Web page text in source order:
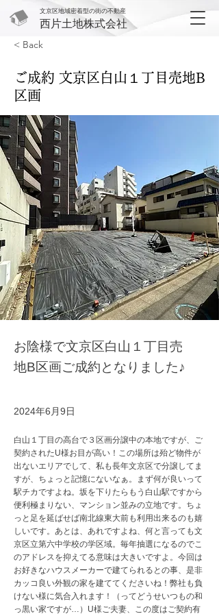
文京区地域密着型の街の不動産
西片土地株式会社
< Back
ご成約 文京区白山１丁目売地B
区画
お陰様で文京区白山１丁目売
地B区画ご成約となりました♪
2024年6月9日
白山１丁目の高台で３区画分譲中の本地ですが、ご
契約されたU様お目が高い！この場所は殆ど物件が
出ないエリアでして、私も長年文京区で分譲してま
すが、ちょっと記憶にないなぁ。まず何が良いって
駅チカですよね。坂を下りたらもう白山駅ですから
便利極まりない、マンション並みの立地です。ちょ
っと足を延ばせば南北線東大前も利用出来るのも嬉
しいです。あとは、あれですよね、何と言っても文
京区立第六中学校の学区域。毎年抽選になるのでこ
のアドレスを抑えてる意味は大きいですよ。今回は
お好きなハウスメーカーで建てられるとの事、是非
カッコ良い外観の家を建ててくださいね！弊社も負
けない様に気合入れます！（ってどうせいつもの和
っ黒い家ですが…）U様ご夫妻、この度はご契約有